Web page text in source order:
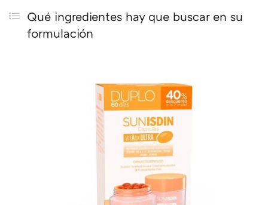
Qué ingredientes hay que buscar en su
formulación